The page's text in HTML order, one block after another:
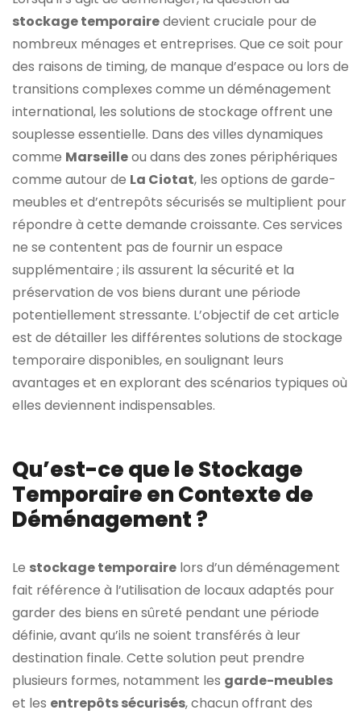
stockage temporairedevient cruciale pour de
nombreux ménages et entreprises. Que ce soit pour
des raisons de timing, de manque d’espace ou lors de
transitions complexes comme un déménagement
international, les solutions de stockage offrent une
souplesse essentielle. Dans des villes dynamiques
comme Marseilleou dans des zones périphériques
comme autour de La Ciotat, les options de garde-
meubles et d’entrepôts sécurisés se multiplient pour
répondre à cette demande croissante. Ces services
ne se contentent pas de fournir un espace
supplémentaire ; ils assurent la sécurité et la
préservation de vos biens durant une période
potentiellement stressante. L’objectif de cet article
est de détailler les différentes solutions de stockage
temporaire disponibles, en soulignant leurs
avantages et en explorant des scénarios typiques où
elles deviennent indispensables.
Qu’est-ce que le Stockage
Temporaire en Contexte de
Déménagement ?
Le stockage temporaire lors d’un déménagement
fait référence à l’utilisation de locaux adaptés pour
garder des biens en sûreté pendant une période
définie, avant qu’ils ne soient transférés à leur
destination finale. Cette solution peut prendre
plusieurs formes, notamment les garde-meubles
et les entrepôts sécurisés, chacun offrant des